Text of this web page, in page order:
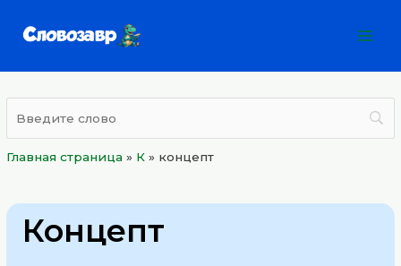
Главная страница » К » концепт
Концепт